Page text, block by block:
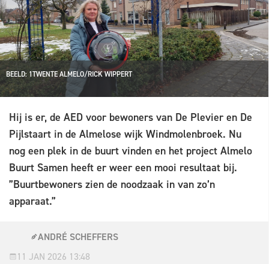
BEELD: 1TWENTE ALMELO/RICK WIPPERT
Hij is er, de AED voor bewoners van De Plevier en De
Pijlstaart in de Almelose wijk Windmolenbroek. Nu
nog een plek in de buurt vinden en het project Almelo
Buurt Samen heeft er weer een mooi resultaat bij.
”Buurtbewoners zien de noodzaak in van zo’n
apparaat.”
ANDRÉ SCHEFFERS
11 JAN 2026 13:48